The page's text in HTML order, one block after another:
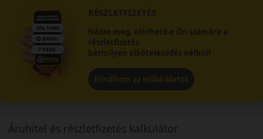
RÉSZLETFIZETÉS
Nézze meg, elérhető-e Ön számára a
részletfizetés
bármilyen elköteleződés nélkül!
Elindítom az előbírálatot
Áruhitel és részletfizetés kalkulátor